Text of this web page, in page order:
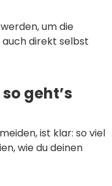
um die
auch direkt selbst
geht’s
ist klar: so viel
wie du deinen